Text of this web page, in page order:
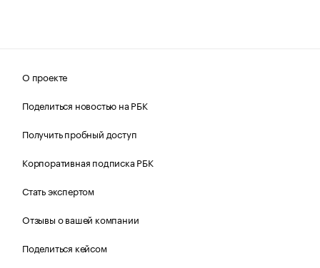
О проекте
Поделиться новостью на РБК
Получить пробный доступ
Корпоративная подписка РБК
Стать экспертом
Отзывы о вашей компании
Поделиться кейсом